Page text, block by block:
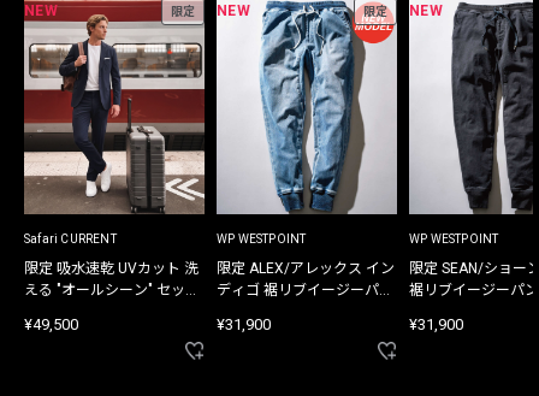
NEW 限定
Safari CURRENT
限定 吸水速乾 UVカット 洗
える "オールシーン" セット
¥49,500
NEW 限定
WP WESTPOINT
限定 ALEX/アレックス イン
ディゴ 裾リブイージーパン
¥31,900
NEW
WP WESTPOINT
限定 SEAN/ショー
裾リブイージーパ
¥31,900